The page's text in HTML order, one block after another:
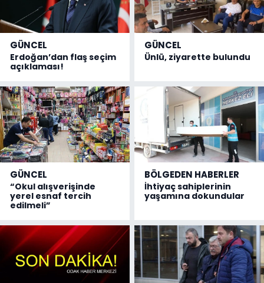
GÜNCEL
Erdoğan’dan flaş seçim
açıklaması!
GÜNCEL
Ünlü, ziyarette bulundu
GÜNCEL
“Okul alışverişinde
yerel esnaf tercih
edilmeli”
BÖLGEDEN HABERLER
İhtiyaç sahiplerinin
yaşamına dokundular